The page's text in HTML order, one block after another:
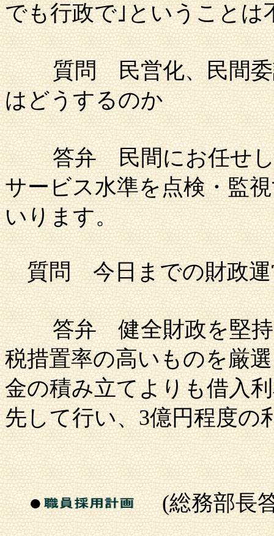
でも行政で｣ということは
質問民営化、民間委
はどうするのか
答弁民間にお任せし
サービス水準を点検・監
いります。
質問今日までの財政
答弁健全財政を堅
税措置率の高いものを厳
金の積み立てよりも借入
先して行い、3億円程度の
● (総務部長